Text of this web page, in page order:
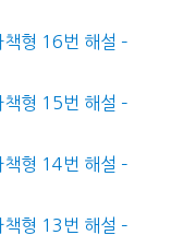
형 16번 해설 –
형 15번 해설 –
형 14번 해설 –
형 13번 해설 –